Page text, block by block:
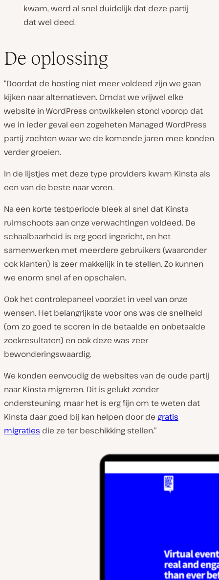
kwam, werd al snel duidelijk dat deze partij
dat wel deed.
De oplossing
“Doordat de hosting niet meer voldeed zijn we gaan
kijken naar alternatieven. Omdat we vrijwel elke
website in WordPress ontwikkelen stond voorop dat
we in ieder geval een zogeheten Managed WordPress
partij zochten waar we de komende jaren mee konden
verder groeien.
In de lijstjes met deze type providers kwam Kinsta als
een van de beste naar voren.
Na een korte testperiode bleek al snel dat Kinsta
ruimschoots aan onze verwachtingen voldeed. De
schaalbaarheid is erg goed ingericht, en het
samenwerken met meerdere gebruikers (waaronder
ook klanten) is zeer makkelijk in te stellen. Zo kunnen
we enorm snel af en opschalen.
Ook het controlepaneel voorziet in veel van onze
wensen. Het belangrijkste voor ons was de snelheid
(om zo goed te scoren in de betaalde en onbetaalde
zoekresultaten) en ook deze was zeer
bewonderingswaardig.
We konden eenvoudig de websites van de oude partij
naar Kinsta migreren. Dit is gelukt zonder
ondersteuning, maar het is erg fijn om te weten dat
Kinsta daar goed bij kan helpen door de gratis
migraties die ze ter beschikking stellen.”